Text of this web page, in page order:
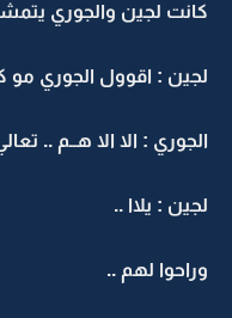
كانت لجين والجوري
لجين : اقوول الجوري مو
الجوري : الا الا هــم ..
لجين : يلاا ..
وراحوا لهم ..